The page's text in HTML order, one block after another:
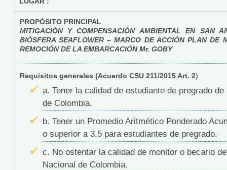
PROPÓSITO PRINCIPAL
MITIGACIÓN Y COMPENSACIÓN AMBIENTAL EN SAN
BIÓSFERA SEAFLOWER – MARCO DE ACCIÓN PLAN DE
REMOCIÓN DE LA EMBARCACIÓN Mr. GOBY
Requisitos generales (Acuerdo CSU 211/2015 Art. 2)
a. Tener la calidad de estudiante de pregrado
de Colombia.
b. Tener un Promedio Aritmético Ponderado
o superior a 3.5 para estudiantes de pregrado.
c. No ostentar la calidad de monitor o becario
Nacional de Colombia.